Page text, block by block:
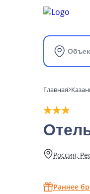
Главная
Россия,
Раннее